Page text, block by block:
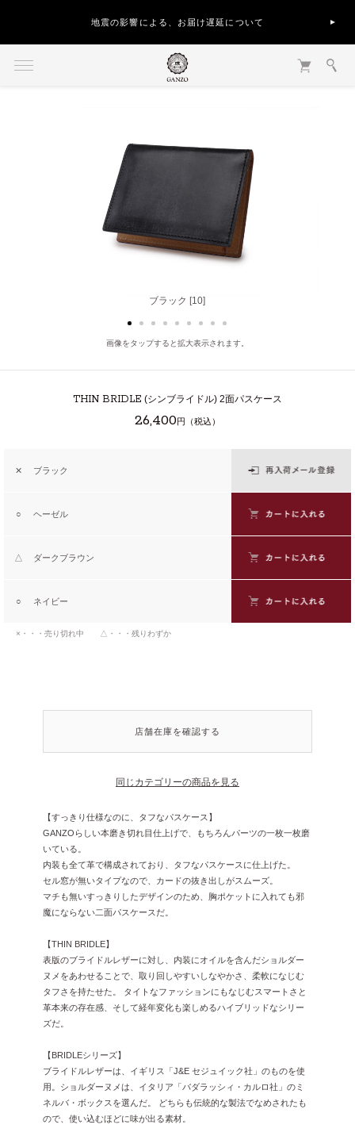
地震の影響による、お届け遅延について
ブラック [10]
ヘーゼル [50]
画像をタップすると拡大表示されます。
THIN BRIDLE (シンブライドル) 2面パスケース
26,400円（税込）
✕ ブラック
○ ヘーゼル
△ ダークブラウン
○ ネイビー
×・・・売り切れ中 △・・・残りわずか
店舗在庫を確認する
同じカテゴリーの商品を見る
【すっきり仕様なのに、タフなパスケース】
GANZOらしい本磨き切れ目仕上げで、もちろんパーツの一枚一枚磨
いている。
内装も全て革で構成されており、タフなパスケースに仕上げた。
セル窓が無いタイプなので、カードの抜き出しがスムーズ。
マチも無いすっきりしたデザインのため、胸ポケットに入れても邪
魔にならない二面パスケースだ。
【THIN BRIDLE】
表版のブライドルレザーに対し、内装にオイルを含んだショルダー
ヌメをあわせることで、取り回しやすいしなやかさ、柔軟になじむ
タフさを持たせた。 タイトなファッションにもなじむスマートさと
革本来の存在感、そして経年変化も楽しめるハイブリッドなシリー
ズだ。
【BRIDLEシリーズ】
ブライドルレザーは、イギリス「J&E セジュイック社」のものを使
用。ショルダーヌメは、イタリア「バダラッシィ・カルロ社」のミ
ネルバ・ボックスを選んだ。 どちらも伝統的な製法でなめされたも
ので、使い込むほどに味が出る素材。